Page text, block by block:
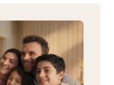
մարզական
2 ժամ առաջ